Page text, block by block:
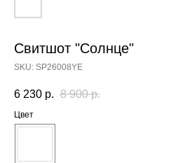
Свитшот "Солнце"
SKU: SP26008YE
6 230 р. 8 900 р.
Цвет